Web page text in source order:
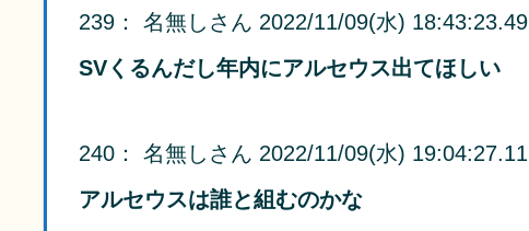
239 ： 名無しさん 2022/11/09(水) 18:43:23.49
SVくるんだし年内にアルセウス出てほしい
240 ： 名無しさん 2022/11/09(水) 19:04:27.11
アルセウスは誰と組むのかな